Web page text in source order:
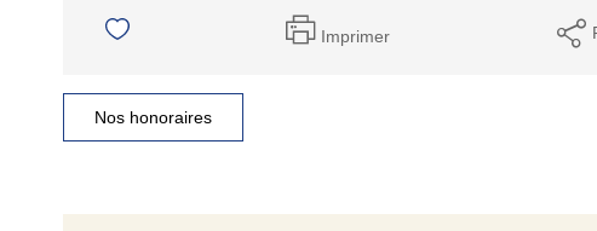
Imprimer
Nos honoraires